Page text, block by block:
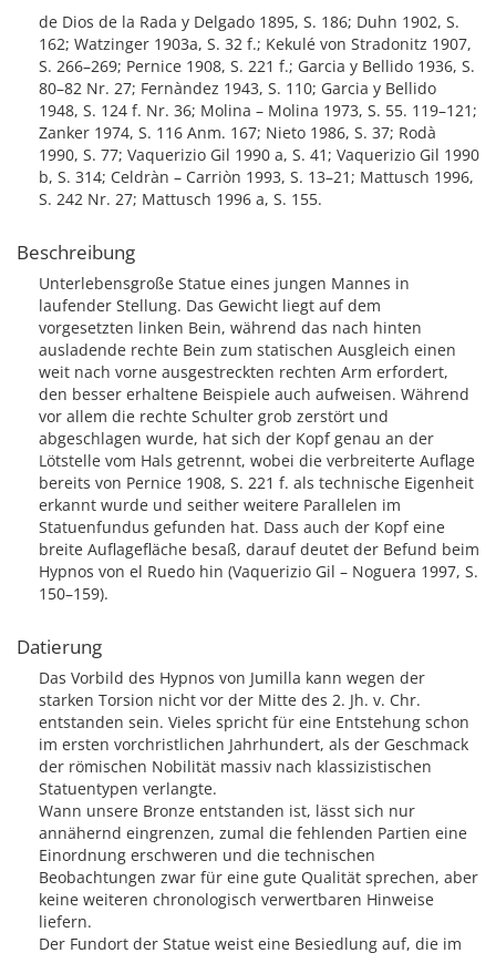
de Dios de la Rada y Delgado 1895, S. 186; Duhn 1902, S.
162; Watzinger 1903a, S. 32 f.; Kekulé von Stradonitz 1907,
S. 266–269; Pernice 1908, S. 221 f.; Garcia y Bellido 1936, S.
80–82 Nr. 27; Fernàndez 1943, S. 110; Garcia y Bellido
1948, S. 124 f. Nr. 36; Molina – Molina 1973, S. 55. 119–121;
Zanker 1974, S. 116 Anm. 167; Nieto 1986, S. 37; Rodà
1990, S. 77; Vaquerizio Gil 1990 a, S. 41; Vaquerizio Gil 1990
b, S. 314; Celdràn – Carriòn 1993, S. 13–21; Mattusch 1996,
S. 242 Nr. 27; Mattusch 1996 a, S. 155.
Beschreibung
Unterlebensgroße Statue eines jungen Mannes in
laufender Stellung. Das Gewicht liegt auf dem
vorgesetzten linken Bein, während das nach hinten
ausladende rechte Bein zum statischen Ausgleich einen
weit nach vorne ausgestreckten rechten Arm erfordert,
den besser erhaltene Beispiele auch aufweisen. Während
vor allem die rechte Schulter grob zerstört und
abgeschlagen wurde, hat sich der Kopf genau an der
Lötstelle vom Hals getrennt, wobei die verbreiterte Auflage
bereits von Pernice 1908, S. 221 f. als technische Eigenheit
erkannt wurde und seither weitere Parallelen im
Statuenfundus gefunden hat. Dass auch der Kopf eine
breite Auflagefläche besaß, darauf deutet der Befund beim
Hypnos von el Ruedo hin (Vaquerizio Gil – Noguera 1997, S.
150–159).
Datierung
Das Vorbild des Hypnos von Jumilla kann wegen der
starken Torsion nicht vor der Mitte des 2. Jh. v. Chr.
entstanden sein. Vieles spricht für eine Entstehung schon
im ersten vorchristlichen Jahrhundert, als der Geschmack
der römischen Nobilität massiv nach klassizistischen
Statuentypen verlangte.
Wann unsere Bronze entstanden ist, lässt sich nur
annähernd eingrenzen, zumal die fehlenden Partien eine
Einordnung erschweren und die technischen
Beobachtungen zwar für eine gute Qualität sprechen, aber
keine weiteren chronologisch verwertbaren Hinweise
liefern.
Der Fundort der Statue weist eine Besiedlung auf, die im